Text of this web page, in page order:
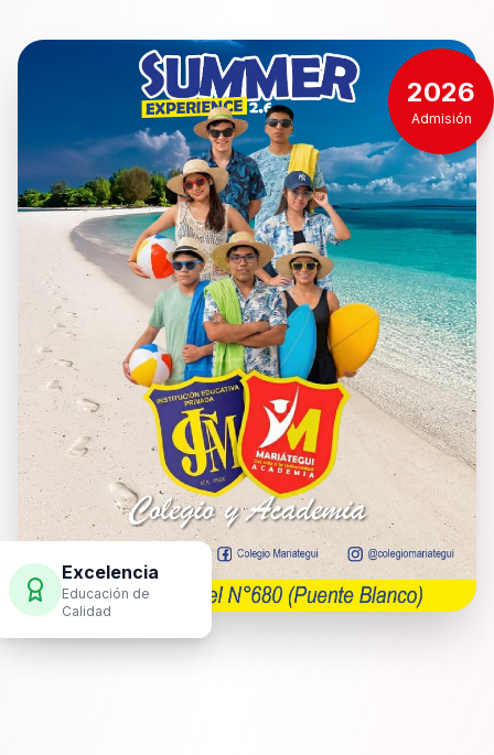
Excelencia
Educación de
Calidad
2026
Admisión